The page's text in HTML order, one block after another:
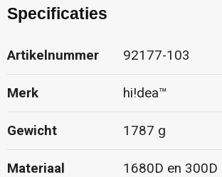
Specificaties
Artikelnummer 92177-103
Merk hi!dea™
Gewicht 1787 g
Materiaal 1680D en 300D